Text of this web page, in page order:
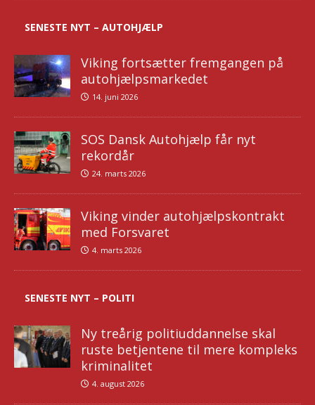
SENESTE NYT – AUTOHJÆLP
Viking fortsætter fremgangen på
autohjælpsmarkedet
14. juni 2026
SOS Dansk Autohjælp får nyt
rekordår
24. marts 2026
Viking vinder autohjælpskontrakt
med Forsvaret
4. marts 2026
SENESTE NYT – POLITI
Ny treårig politiuddannelse skal
ruste betjentene til mere kompleks
kriminalitet
4. august 2026